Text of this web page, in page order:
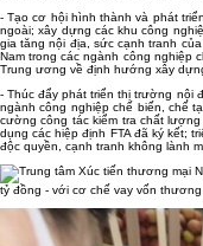
- Tạo cơ hội hình thành và phát
ngoài; xây dựng các khu công
gia tăng nội địa, sức cạnh tranh
Nam trong các ngành công nghiệp
Trung ương về định hướng xây
- Thúc đẩy phát triển thị trường nội
ngành công nghiệp chế biến, chế
cường công tác kiểm tra chất
dụng các hiệp định FTA đã ký kết;
độc quyền, cạnh tranh không lành
tỷ đồng - với cơ chế vay vốn